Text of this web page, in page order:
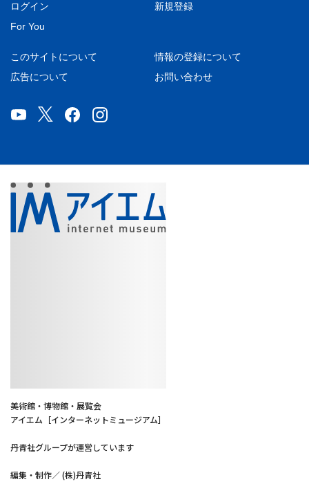
ログイン
新規登録
For You
このサイトについて
情報の登録について
広告について
お問い合わせ
美術館・博物館・展覧会
アイエム［インターネットミュージアム］
丹青社グループが運営しています
編集・制作／ (株)丹青社